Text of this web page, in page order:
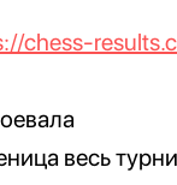
chess-
весь